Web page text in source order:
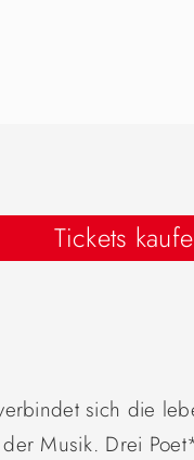
Tickets
sich die
Musik. Drei